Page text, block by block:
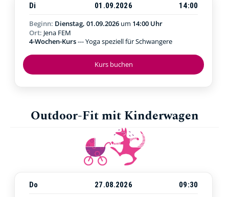
Kurs buchen
Di 01.09.2026
14:00
Beginn: Dienstag, 01.09.2026 um 14:00 Uhr
Ort: Jena FEM
4-Wochen-Kurs--- Yoga speziell für Schwangere
Outdoor-Fit mit Kinderwagen
Do 27.08.2026
09:30